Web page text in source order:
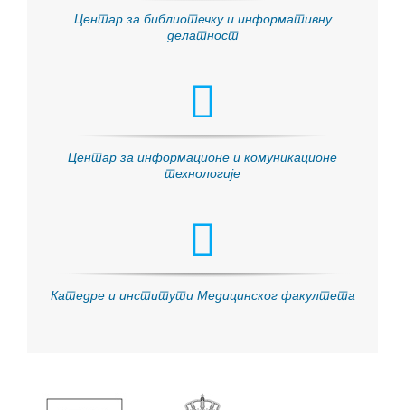
Центар за библиотечку и информативну
делатност
Центар за информационе и комуникационе
технологије
Катедре и институти Медицинског факултета